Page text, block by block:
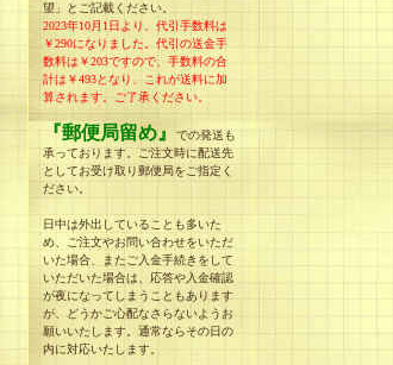
望」とご記載ください。
2023年10月1日より、代引手数料は
￥290になりました。 代引の送金手
数料は￥203ですので、手数料の合
計は ￥493となり、これが送料に加
算されます。
ご了承ください。
『郵便局留め』
での発送も
承っております。ご注文時に配送先
としてお受け取り郵便局をご指定く
ださい。
日中は外出していることも多いた
め、ご注文やお問い合わせをいただ
いた場合、またご入金手続きをして
いただいた場合は、応答や入金確認
が夜になってしまうこともあります
が、どうかご心配なさらないようお
願いいたします。通常ならその日の
内に対応いたします。